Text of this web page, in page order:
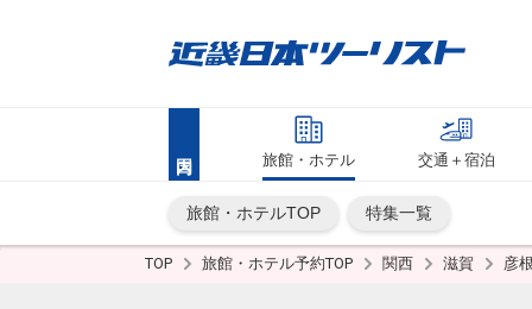
旅館・ホテル 交通＋宿泊
旅館・ホテルTOP 特集一覧
TOP 旅館・ホテル予約TOP 関西 滋賀 彦